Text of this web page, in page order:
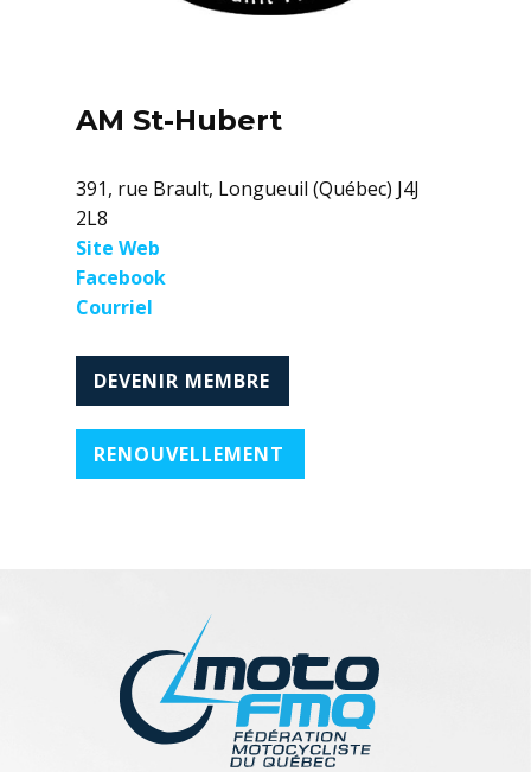
AM St-Hubert
391, rue Brault, Longueuil (Québec) J4J
2L8
Site Web
Facebook
Courriel
DEVENIR MEMBRE
RENOUVELLEMENT